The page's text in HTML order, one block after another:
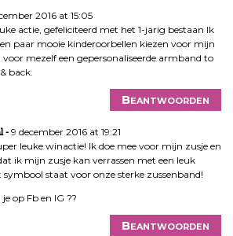
2016 at 15:05
actie, gefeliciteerd met het 1-jarig bestaan Ik
paar mooie kinderoorbellen kiezen voor mijn
voor mezelf een gepersonaliseerde armband to
back.
Beantwoorden
9 december 2016 at 19:21
leuke winactie! Ik doe mee voor mijn zusje en
ik mijn zusje kan verrassen met een leuk
symbool staat voor onze sterke zussenband!
op Fb en IG ??
Beantwoorden